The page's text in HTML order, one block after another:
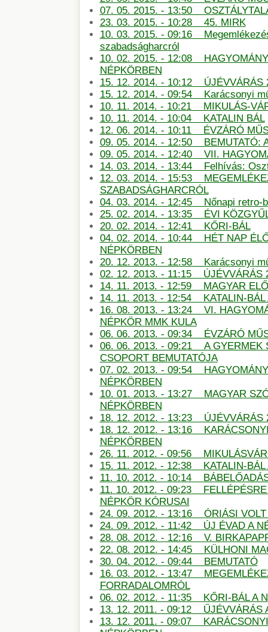
07. 05. 2015. - 13:50
23. 03. 2015. - 10:28 45. MIRK
10. 03. 2015. - 09:16
szabadságharcról
10. 02. 2015. - 12:08
NÉPKÖRBEN
15. 12. 2014. - 10:12 ÚJÉVVÁRÁS
15. 12. 2014. - 09:54 Karácsonyi
10. 11. 2014. - 10:21 MIKULÁS-
10. 11. 2014. - 10:04 KATALIN BÁL
12. 06. 2014. - 10:11 ÉVZÁRÓ
09. 05. 2014. - 12:50 BEMUTATÓ:
09. 05. 2014. - 12:40 VII.
14. 03. 2014. - 13:44 Felhívás:
12. 03. 2014. - 15:53
SZABADSÁGHARCRÓL
04. 03. 2014. - 12:45 Nőnapi retro-
25. 02. 2014. - 13:35 ÉVI
20. 02. 2014. - 12:41 KŐRI-BÁL
04. 02. 2014. - 10:44 HÉT NAP
NÉPKÖRBEN
20. 12. 2013. - 12:58 Karácsonyi
02. 12. 2013. - 11:15 ÚJÉVVÁRÁS
14. 11. 2013. - 12:59 MAGYAR
14. 11. 2013. - 12:54 KATALIN-BÁL
16. 08. 2013. - 13:24 VI.
NÉPKÖR MMK KULA
06. 06. 2013. - 09:34 ÉVZÁRÓ
06. 06. 2013. - 09:21 A GYERMEK
CSOPORT BEMUTATÓJA
07. 02. 2013. - 09:54
NÉPKÖRBEN
10. 01. 2013. - 13:27 MAGYAR
NÉPKÖRBEN
18. 12. 2012. - 13:23 ÚJÉVVÁRÁS
18. 12. 2012. - 13:16
NÉPKÖRBEN
26. 11. 2012. - 09:56
15. 11. 2012. - 12:38 KATALIN-BÁL
11. 10. 2012. - 10:14
11. 10. 2012. - 09:23 FELLÉPÉSRE
NÉPKÖR KÓRUSAI
24. 09. 2012. - 13:16 ÓRIÁSI VOLT
24. 09. 2012. - 11:42 ÚJ ÉVAD A
28. 08. 2012. - 12:16 V.
22. 08. 2012. - 14:45 KÜLHONI
30. 04. 2012. - 09:44 BEMUTATÓ
16. 03. 2012. - 13:47
FORRADALOMRÓL
06. 02. 2012. - 11:35 KŐRI-BÁL A
13. 12. 2011. - 09:12 ŰJÉVVÁRÁS
13. 12. 2011. - 09:07